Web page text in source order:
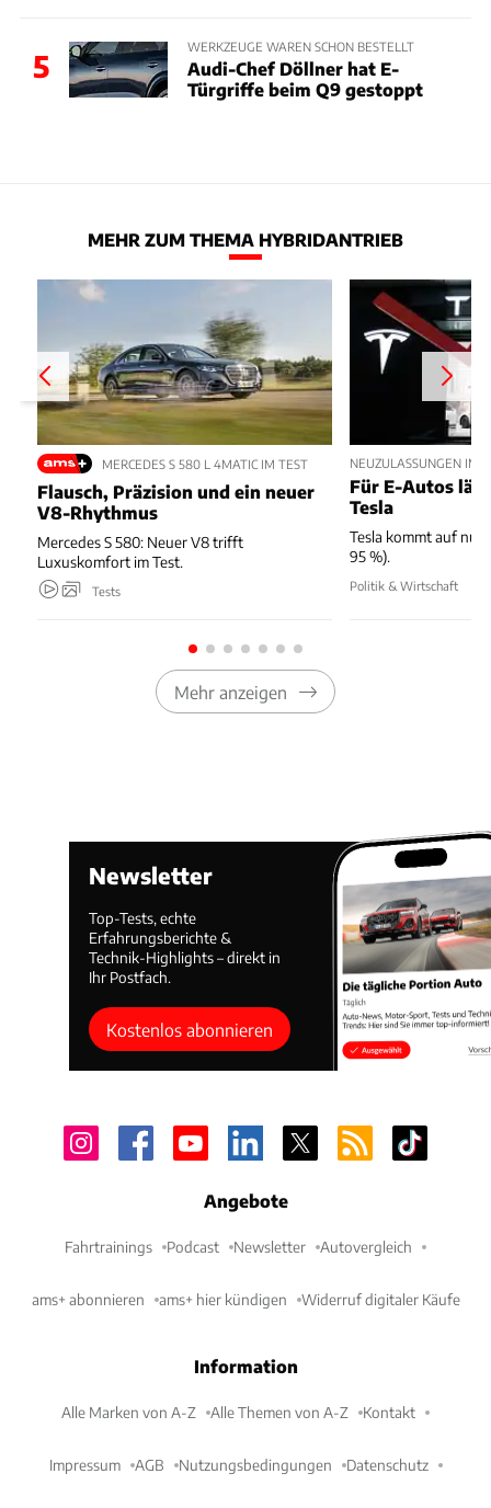
5
WERKZEUGE WAREN SCHON BESTELLT
Audi-Chef Döllner hat E-
Türgriffe beim Q9 gestoppt
MEHR ZUM THEMA HYBRIDANTRIEB
MERCEDES S 580 L 4MATIC IM TEST
Flausch, Präzision und ein neuer
V8-Rhythmus
Mercedes S 580: Neuer V8 trifft
Luxuskomfort im Test.
Tests
NEUZULASSUNGEN IM
Für E-Autos
Tesla
Tesla kommt auf nur
95 %).
Politik & Wirtschaft
Mehr anzeigen
Newsletter
Top-Tests, echte
Erfahrungsberichte &
Technik-Highlights – direkt in
Ihr Postfach.
Kostenlos abonnieren
Angebote
Fahrtrainings Podcast Newsletter Autovergleich
ams+ abonnieren ams+ hier kündigen Widerruf digitaler Käufe
Information
Alle Marken von A-Z Alle Themen von A-Z Kontakt
Impressum AGB Nutzungsbedingungen Datenschutz